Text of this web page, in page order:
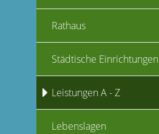
Rathaus
Städtische Einrichtungen
Leistungen A - Z
Lebenslagen